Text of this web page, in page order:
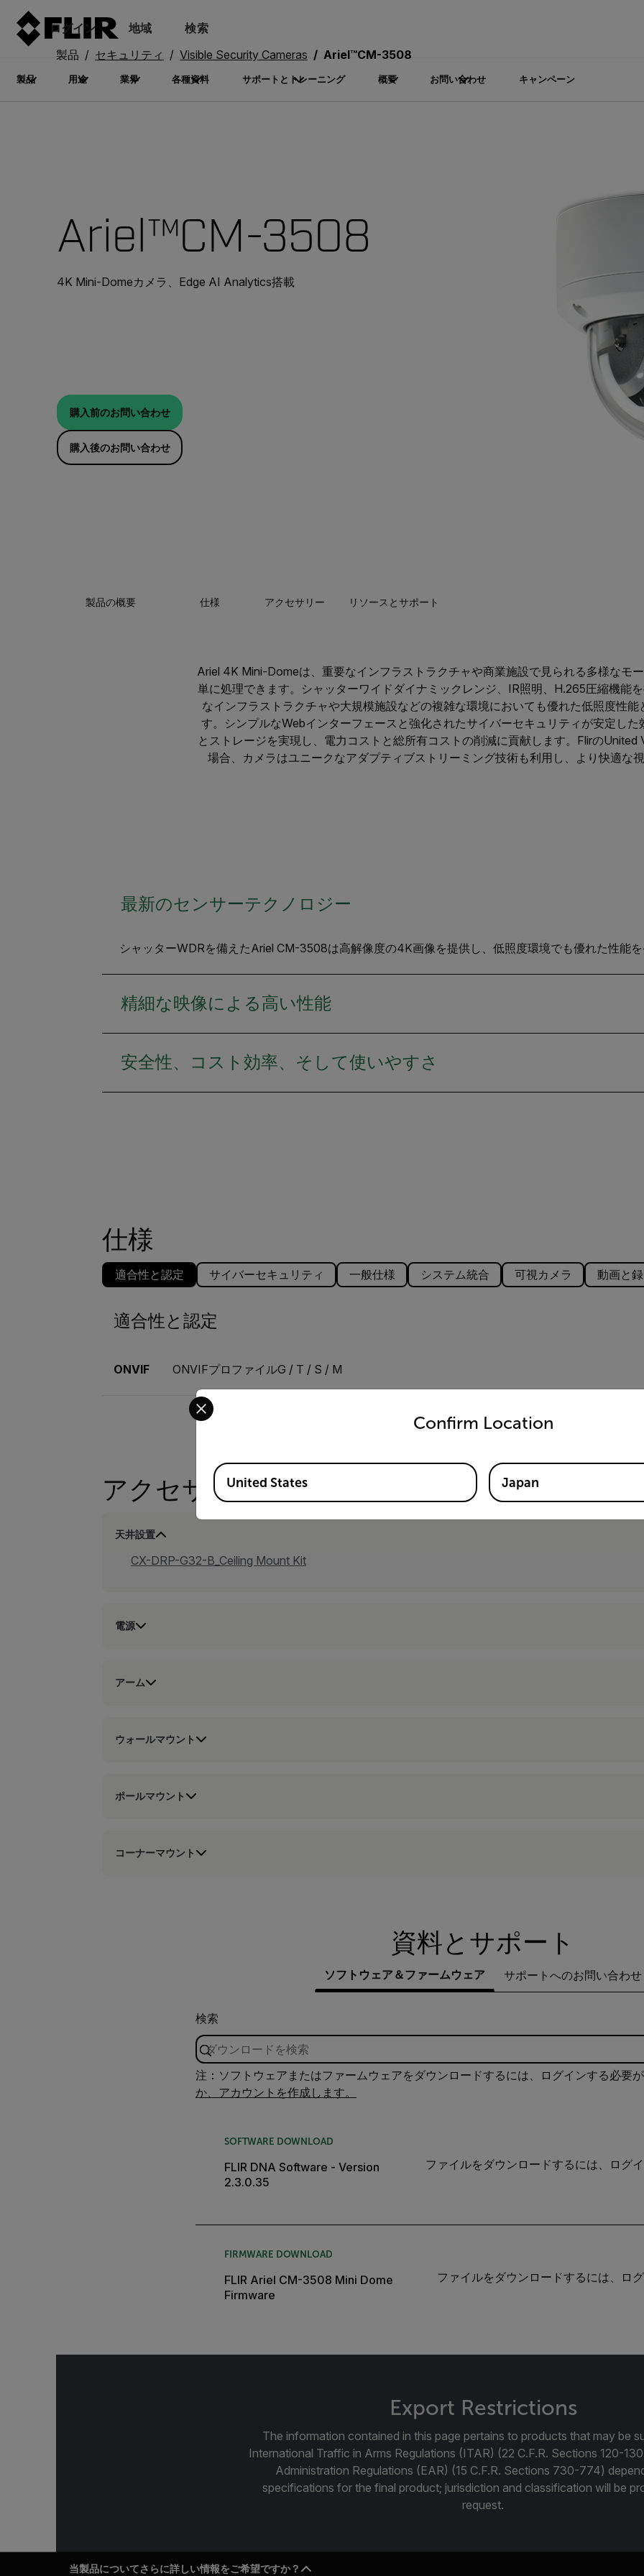
ログイン 地域 検索
製品 用途 業界 各種資料 サポートとトレーニング 概要 お問い合わせ キャンペーン
製品 セキュリティ Visible Security Cameras Ariel™CM-3508
Ariel™CM-3508
4K Mini-Domeカメラ、Edge AI Analytics搭載
購入前のお問い合わせ
購入後のお問い合わせ
製品の概要 仕様 アクセサリー リソースとサポート
Ariel 4K Mini-Domeは、重要なインフラストラクチャや商業施設で見られる多様なモ
単に処理できます。シャッターワイドダイナミックレンジ、IR照明、H.265圧縮機能
なインフラストラクチャや大規模施設などの複雑な環境においても優れた低照度性
す。シンプルなWebインターフェースと強化されたサイバーセキュリティが安定し
とストレージを実現し、電力コストと総所有コストの削減に貢献します。FlirのUnited
場合、カメラはユニークなアダプティブストリーミング技術も利用し、より快適な
最新のセンサーテクノロジー
シャッターWDRを備えたAriel CM-3508は高解像度の4K画像を提供し、低照度環境でも優れた性能
精細な映像による高い性能
安全性、コスト効率、そして使いやすさ
仕様
適合性と認定 サイバーセキュリティ 一般仕様 システム統合 可視カメラ 動画と
適合性と認定
ONVIF ONVIFプロファイルG / T / S / M
アクセサリー
天井設置
CX-DRP-G32-B_Ceiling Mount Kit
電源
アーム
ウォールマウント
ポールマウント
コーナーマウント
資料とサポート
ソフトウェア＆ファームウェア サポートへのお問い合わせ
検索
注：ソフトウェアまたはファームウェアをダウンロードするには、ログインする必要
か、アカウントを作成します。
SOFTWARE DOWNLOAD
FLIR DNA Software - Version
2.3.0.35
ファイルをダウンロードするには、ログ
FIRMWARE DOWNLOAD
FLIR Ariel CM-3508 Mini Dome
Firmware
ファイルをダウンロードするには、ロ
Export Restrictions
The information contained in this page pertains to products that may be
International Traffic in Arms Regulations (ITAR) (22 C.F.R. Sections 120-
Administration Regulations (EAR) (15 C.F.R. Sections 730-774)
specifications for the final product; jurisdiction and classification will be
request.
当製品についてさらに詳しい情報をご希望ですか？
Confirm Location
Select your preferred country and language from the options below to access the
Available Locations
United States Japan